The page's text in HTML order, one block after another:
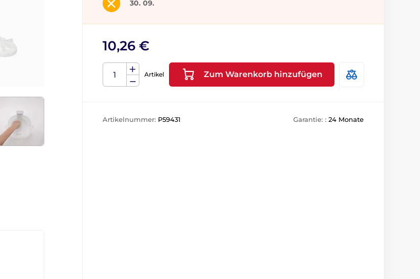
30. 09.
10,26 €
Artikel Zum Warenkorb hinzufügen
Artikelnummer: P59431 Garantie: : 24 Monate